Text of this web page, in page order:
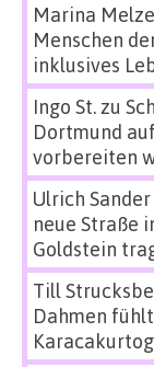
Marina
Menschen
inklusives
Ingo St.zu
Dortmund
vorbereiten
Ulrich Sander
neue Straße
Goldstein
Till
Dahmen